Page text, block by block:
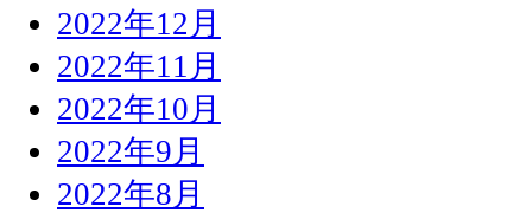
2022年12月
2022年11月
2022年10月
2022年9月
2022年8月